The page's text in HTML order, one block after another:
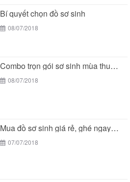
Bí quyết chọn đồ sơ sinh
08/07/2018
Combo trọn gói sơ sinh mùa thu siêu tiết...
08/07/2018
Mua đồ sơ sinh giá rẻ, ghé ngay Bé...
07/07/2018